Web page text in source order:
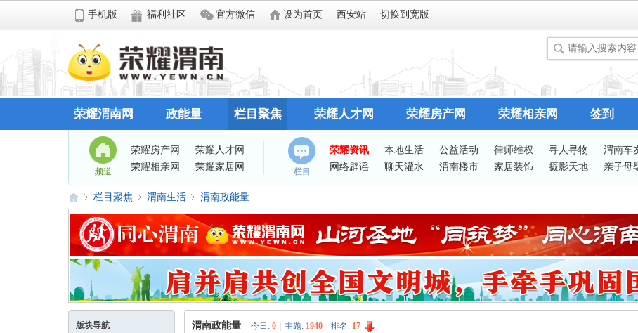
手机版 福利社区 官方微信 设为首页 西安站 切换到宽版
荣耀渭南网 政能量 栏目聚焦 荣耀人才网 荣耀房产网 荣耀相亲网 签到
频道
荣耀房产网
荣耀人才网
荣耀相亲网
荣耀家居网 栏目
荣耀资讯 本地生活 公益活动 律师维权 寻人寻物
渭南车
网络辟谣
聊天灌水 渭南楼市 家居装饰 摄影天地
亲子母
谈婚论嫁
志愿服务 有问必答 站务处理
荣»
栏目聚焦
›
渭南生活
›
渭南政能量
版块导航 渭南政能量 今日: 0 主题: 1940 排名: 17